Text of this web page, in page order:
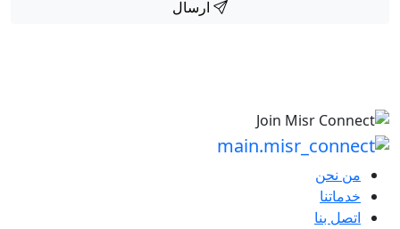
ارسال
من نحن
خدماتنا
اتصل بنا